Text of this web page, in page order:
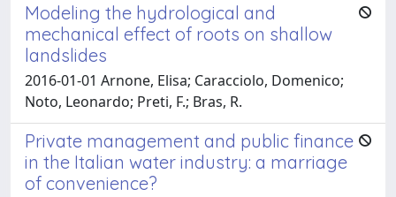
Modeling the hydrological and
mechanical effect of roots on shallow
landslides
2016-01-01 Arnone, Elisa; Caracciolo, Domenico;
Noto, Leonardo; Preti, F.; Bras, R.
Private management and public finance
in the Italian water industry: a marriage
of convenience?